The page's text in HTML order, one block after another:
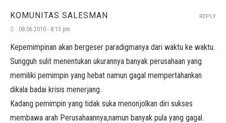
KOMUNITAS SALESMAN
08.06.2010 - 8:13 pm
Kepemimpinan akan bergeser paradigmanya dari waktu ke waktu.
Sungguh sulit menentukan ukurannya banyak perusahaan yang
memiliki pemimpin yang hebat namun gagal mempertahankan
dikala badai krisis menerjang.
Kadang pemimpin yang tidak suka menonjolkan diri sukses
membawa arah Perusahaannya,namun banyak pula yang gagal.
REPLY